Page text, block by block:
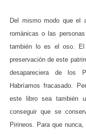
Del mismo modo que el
románicas o las
también lo es el oso.
preservación de este
desapareciera de los
Habríamos fracasado.
este libro sea también
conseguir que se
Pirineos. Para que